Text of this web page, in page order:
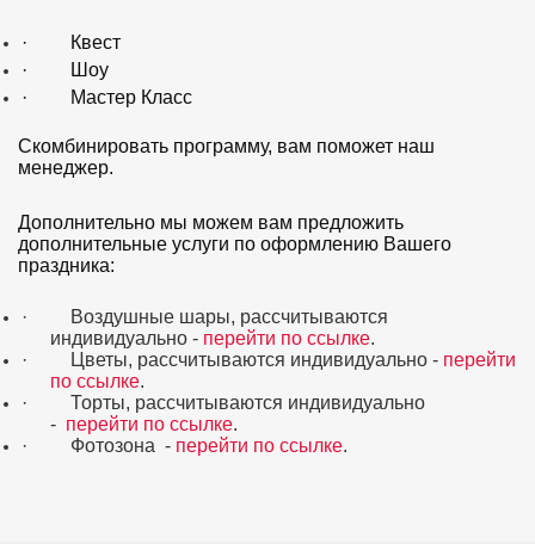
·
Квест
·
Шоу
·
Мастер Класс
Скомбинировать программу, вам поможет наш
менеджер.
Дополнительно мы можем вам предложить
дополнительные услуги по оформлению Вашего
праздника:
·
Воздушные шары, рассчитываются
индивидуально - перейти по ссылке.
·
Цветы, рассчитываются индивидуально - перейти
по ссылке.
·
Торты, рассчитываются индивидуально
- перейти по ссылке.
·
Фотозона - перейти по ссылке.